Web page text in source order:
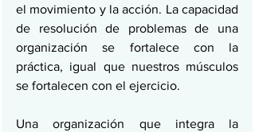
el movimiento y la acción. La capacidad
de resolución de problemas de una
organización se fortalece con la
práctica, igual que nuestros músculos
se fortalecen con el ejercicio.
Una organización que integra la